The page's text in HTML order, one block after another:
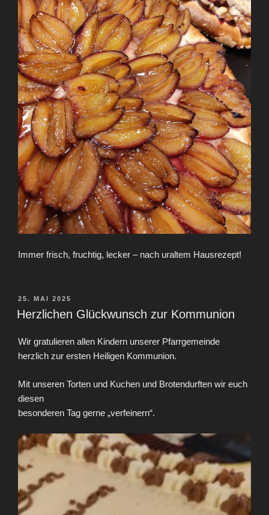
Immer frisch, fruchtig, lecker – nach uraltem Hausrezept!
VERÖFFENTLICHT
AM
25. MAI 2025
Herzlichen Glückwunsch zur Kommunion
Wir gratulieren allen Kindern unserer Pfarrgemeinde
herzlich zur ersten Heiligen Kommunion.
Mit unseren Torten und Kuchen und Brotendurften wir euch
diesen
besonderen Tag gerne „verfeinern“.